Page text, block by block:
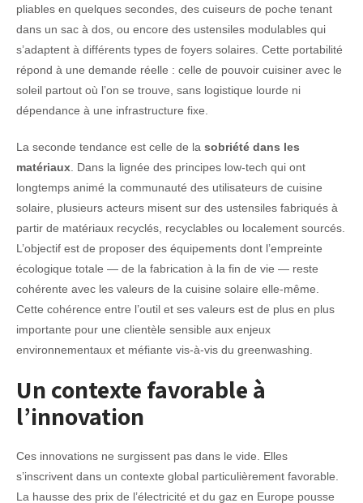
pliables en quelques secondes, des cuiseurs de poche tenant
dans un sac à dos, ou encore des ustensiles modulables qui
s’adaptent à différents types de foyers solaires. Cette portabilité
répond à une demande réelle : celle de pouvoir cuisiner avec le
soleil partout où l’on se trouve, sans logistique lourde ni
dépendance à une infrastructure fixe.
La seconde tendance est celle de la sobriété dans les
matériaux . Dans la lignée des principes low-tech qui ont
longtemps animé la communauté des utilisateurs de cuisine
solaire, plusieurs acteurs misent sur des ustensiles fabriqués à
partir de matériaux recyclés, recyclables ou localement sourcés.
L’objectif est de proposer des équipements dont l’empreinte
écologique totale — de la fabrication à la fin de vie — reste
cohérente avec les valeurs de la cuisine solaire elle-même.
Cette cohérence entre l’outil et ses valeurs est de plus en plus
importante pour une clientèle sensible aux enjeux
environnementaux et méfiante vis-à-vis du greenwashing.
Un contexte favorable à
l’innovation
Ces innovations ne surgissent pas dans le vide. Elles
s’inscrivent dans un contexte global particulièrement favorable.
La hausse des prix de l’électricité et du gaz en Europe pousse